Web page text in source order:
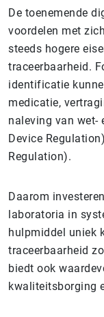
De toenemende
voordelen met
steeds hogere
traceerbaarheid.
identificatie
medicatie,
naleving van wet-
Device
Regulation).
Daarom
laboratoria in
hulpmiddel uniek
traceerbaarheid
biedt ook
kwaliteitsborging